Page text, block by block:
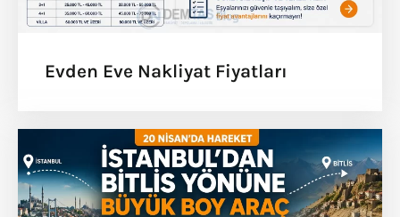
Evden Eve Nakliyat Fiyatları